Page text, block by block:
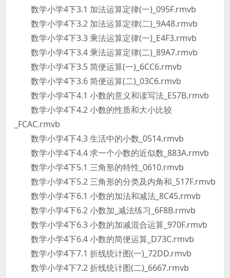
数学小学4下3.1 加法运算定律(一)_095F.rmvb
数学小学4下3.2 加法运算定律(二)_9A48.rmvb
数学小学4下3.3 乘法运算定律(一)_E4F3.rmvb
数学小学4下3.4 乘法运算定律(二)_89A7.rmvb
数学小学4下3.5 简便运算(一)_6CC6.rmvb
数学小学4下3.6 简便运算(二)_03C6.rmvb
数学小学4下4.1 小数的意义和读写法_E57B.rmvb
数学小学4下4.2 小数的性质和大小比较
_FCAC.rmvb
数学小学4下4.3 生活中的小数_0514.rmvb
数学小学4下4.4 求一个小数的近似数_883A.rmvb
数学小学4下5.1 三角形的特性_0610.rmvb
数学小学4下5.2 三角形的分类及内角和_517F.rmvb
数学小学4下6.1 小数的加法和减法_8C45.rmvb
数学小学4下6.2 小数加_减法练习_6F8B.rmvb
数学小学4下6.3 小数的加减混合运算_970F.rmvb
数学小学4下6.4 小数的简便运算_D73C.rmvb
数学小学4下7.1 折线统计图(一)_72DD.rmvb
数学小学4下7.2 折线统计图(二)_6667.rmvb